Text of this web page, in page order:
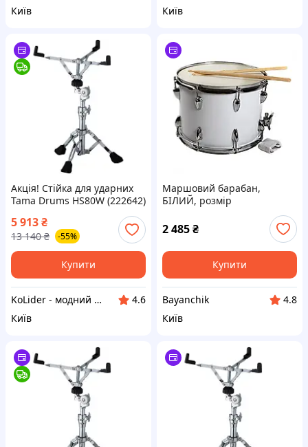
Київ
Київ
Акція! Стійка для ударних
Tama Drums HS80W (222642)
5 913₴
13 140 ₴ -55%
Купити
KoLider - модний магазин
4.6
Київ
Маршовий барабан,
БІЛИЙ, розмір
14"*10"*16lug, бар.палички
і ремені, 31,5 вис, діам-36
2 485₴
Купити
Bayanchik
4.8
Київ